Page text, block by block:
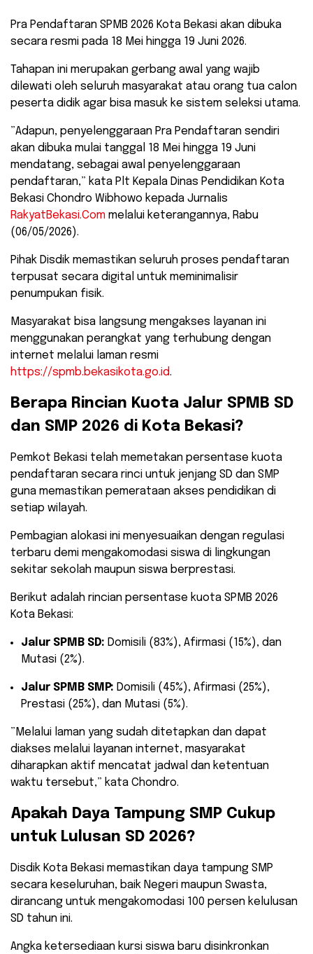
​Pra Pendaftaran SPMB 2026 Kota Bekasi akan dibuka
secara resmi pada 18 Mei hingga 19 Juni 2026.
Tahapan ini merupakan gerbang awal yang wajib
dilewati oleh seluruh masyarakat atau orang tua calon
peserta didik agar bisa masuk ke sistem seleksi utama.
​”Adapun, penyelenggaraan Pra Pendaftaran sendiri
akan dibuka mulai tanggal 18 Mei hingga 19 Juni
mendatang, sebagai awal penyelenggaraan
pendaftaran,” kata Plt Kepala Dinas Pendidikan Kota
Bekasi Chondro Wibhowo kepada Jurnalis
RakyatBekasi.Com melalui keterangannya, Rabu
(06/05/2026).
​Pihak Disdik memastikan seluruh proses pendaftaran
terpusat secara digital untuk meminimalisir
penumpukan fisik.
Masyarakat bisa langsung mengakses layanan ini
menggunakan perangkat yang terhubung dengan
internet melalui laman resmi
https://spmb.bekasikota.go.id.
​Berapa Rincian Kuota Jalur SPMB SD
dan SMP 2026 di Kota Bekasi?
​Pemkot Bekasi telah memetakan persentase kuota
pendaftaran secara rinci untuk jenjang SD dan SMP
guna memastikan pemerataan akses pendidikan di
setiap wilayah.
Pembagian alokasi ini menyesuaikan dengan regulasi
terbaru demi mengakomodasi siswa di lingkungan
sekitar sekolah maupun siswa berprestasi.
​Berikut adalah rincian persentase kuota SPMB 2026
Kota Bekasi:
Jalur SPMB SD: Domisili (83%), Afirmasi (15%), dan
Mutasi (2%).
Jalur SPMB SMP: Domisili (45%), Afirmasi (25%),
Prestasi (25%), dan Mutasi (5%).
​”Melalui laman yang sudah ditetapkan dan dapat
diakses melalui layanan internet, masyarakat
diharapkan aktif mencatat jadwal dan ketentuan
waktu tersebut,” kata Chondro.
​Apakah Daya Tampung SMP Cukup
untuk Lulusan SD 2026?
​Disdik Kota Bekasi memastikan daya tampung SMP
secara keseluruhan, baik Negeri maupun Swasta,
dirancang untuk mengakomodasi 100 persen kelulusan
SD tahun ini.
Angka ketersediaan kursi siswa baru disinkronkan